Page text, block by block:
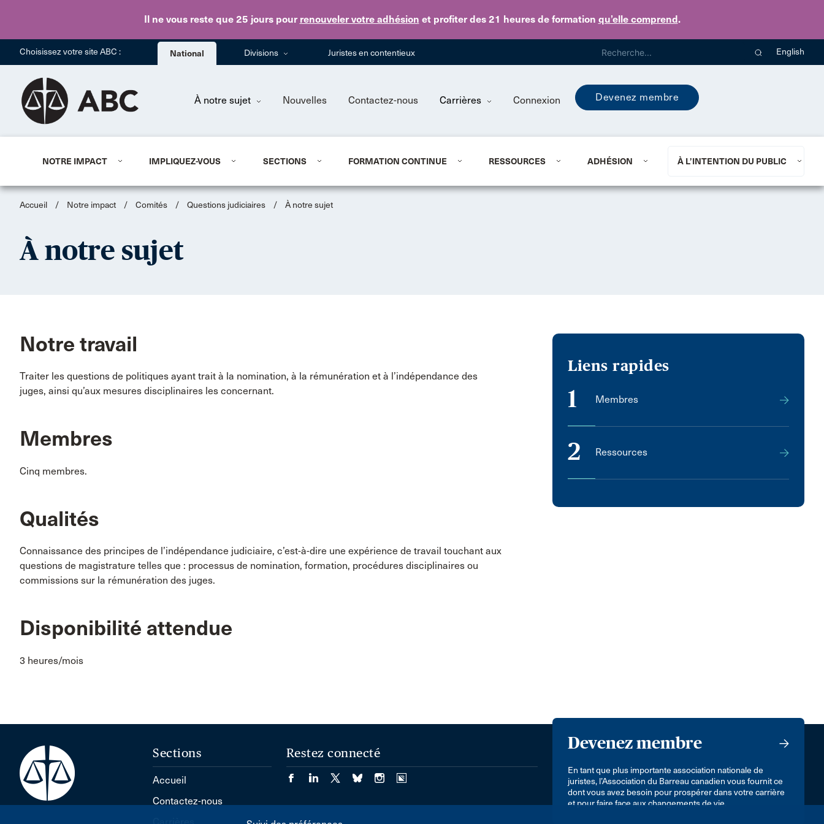
Il ne vous reste que 25 jourspour renouveler votre adhésion et profiter des 21 heures de formation qu’elle comprend.
Skip to main content
Choisissez votre site ABC : National Divisions Juristes en contentieux English
À notre sujet Nouvelles Contactez-nous Carrières Connexion Devenez membre
NOTRE IMPACT IMPLIQUEZ-VOUS SECTIONS FORMATION CONTINUE RESSOURCES ADHÉSION À L’INTENTION DU PUBLIC
Accueil / Notre impact / Comités / Questions judiciaires / À notre sujet
À notre sujet
Notre travail
Traiter les questions de politiques ayant trait à la nomination, à la rémunération et à l’indépendance des
juges, ainsi qu’aux mesures disciplinaires les concernant.
Membres
Cinq membres.
Qualités
Connaissance des principes de l’indépendance judiciaire, c’est-à-dire une expérience de travail touchant aux
questions de magistrature telles que : processus de nomination, formation, procédures disciplinaires ou
commissions sur la rémunération des juges.
Disponibilité attendue
3 heures/mois
Liens rapides
1 Membres
2 Ressources
Devenez membre
En tant que plus importante association nationale de
juristes, l’Association du Barreau canadien vous fournit ce
dont vous avez besoin pour prospérer dans votre carrière
et pour faire face aux changements de vie.
Sections
Accueil
Contactez-nous
Restez connecté